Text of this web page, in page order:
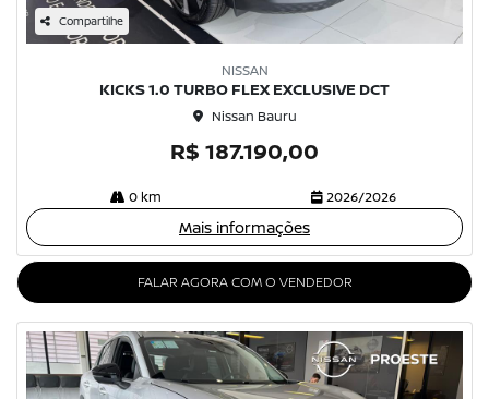
Compartilhe
NISSAN
KICKS 1.0 TURBO FLEX EXCLUSIVE DCT
Nissan Bauru
R$ 187.190,00
0 km 2026/2026
Mais informações
FALAR AGORA COM O VENDEDOR